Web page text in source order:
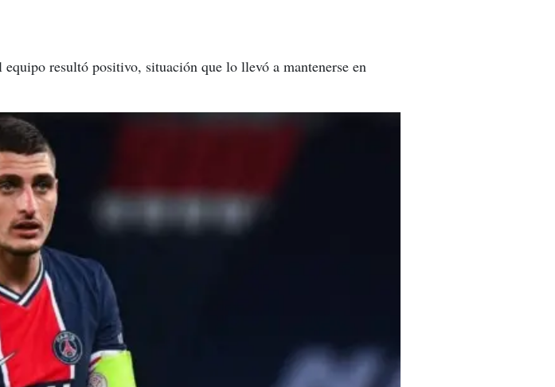
resultó positivo, situación que lo llevó a mantenerse en